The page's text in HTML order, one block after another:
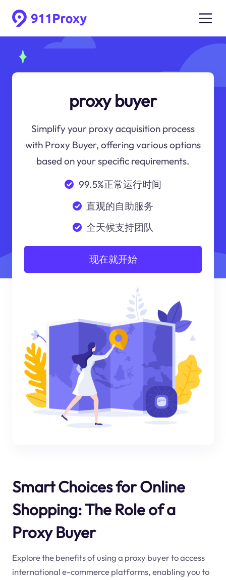
proxy buyer
Simplify your proxy acquisition process
with Proxy Buyer, offering various options
based on your specific requirements.
99.5%正常运行时间
直观的自助服务
全天候支持团队
现在就开始
Smart Choices for Online
Shopping: The Role of a
Proxy Buyer
Explore the benefits of using a proxy buyer to access
international e-commerce platforms, enabling you to